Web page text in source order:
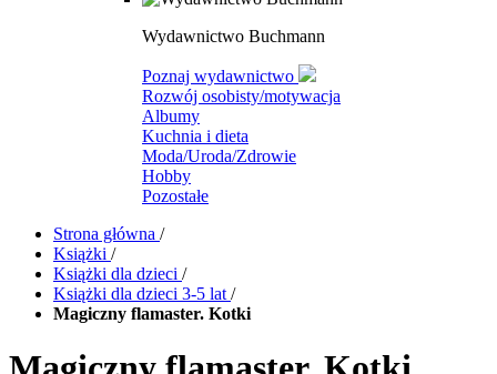
Wydawnictwo Buchmann
Poznaj wydawnictwo
Rozwój osobisty/motywacja
Albumy
Kuchnia i dieta
Moda/Uroda/Zdrowie
Hobby
Pozostałe
Strona główna /
Książki /
Książki dla dzieci /
Książki dla dzieci 3-5 lat /
Magiczny flamaster. Kotki